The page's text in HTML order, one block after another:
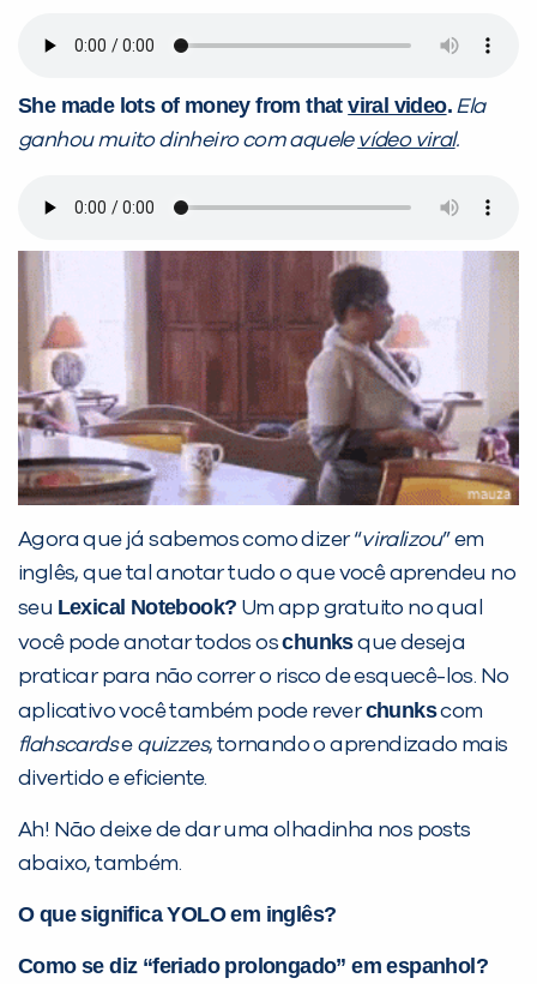
She made lots of money from thatviral video. Ela
ganhou muito dinheiro com aquele vídeo viral.
Agora que já sabemos como dizer “viralizou” em
inglês, que tal anotar tudo o que você aprendeu no
seu Lexical Notebook? Um app gratuito no qual
você pode anotar todos oschunksque deseja
praticar para não correr o risco de esquecê-los. No
aplicativo você também pode reverchunkscom
flahscardse quizzes, tornando o aprendizado mais
divertido e eficiente.
Ah! Não deixe de dar uma olhadinha nos posts
abaixo, também.
O que significa YOLO em inglês?
Como se diz “feriado prolongado” em espanhol?